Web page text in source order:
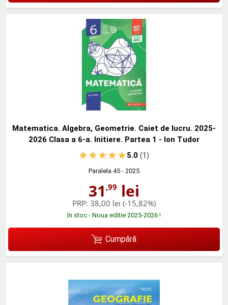
Matematica. Algebra, Geometrie. Caiet de lucru. 2025-
2026 Clasa a 6-a. Initiere. Partea 1 - Ion Tudor
5.0(1)
Paralela 45 - 2025
31 ,99 lei
PRP: 38,00 lei (-15,82%)
în stoc - Noua editie 2025-2026 !
Cumpără